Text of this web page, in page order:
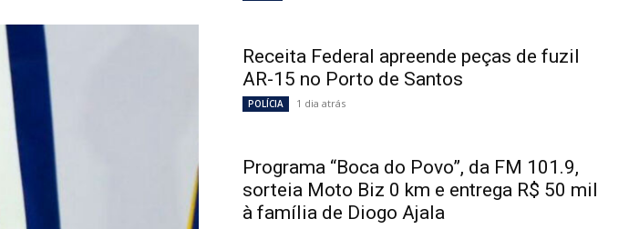
Receita Federal apreende peças de fuzil
AR-15 no Porto de Santos
POLÍCIA 1 dia atrás
Programa “Boca do Povo”, da FM 101.9,
sorteia Moto Biz 0 km e entrega R$ 50 mil
à família de Diogo Ajala